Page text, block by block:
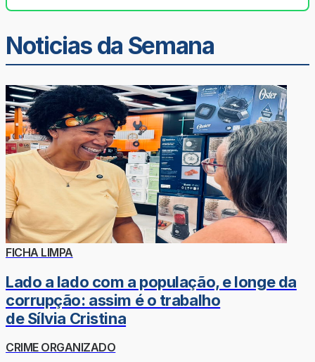
Noticias da Semana
FICHA LIMPA
Lado a lado com a população, e longe da
corrupção: assim é o trabalho
de Sílvia Cristina
CRIME ORGANIZADO